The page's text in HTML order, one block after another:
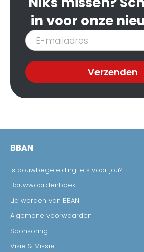
in voor onze
Inschrijven
nieuwsbrief
Verzenden
BBAN
Is bouwbegeleiding iets voor jou?
Bouwwoordenboek
Lid worden van BBAN
Algemene voorwaarden
Sponsoring
Visie & Missie